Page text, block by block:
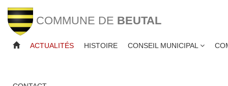
COMMUNE DE BEUTAL
ACTUALITÉS HISTOIRE CONSEIL MUNICIPAL